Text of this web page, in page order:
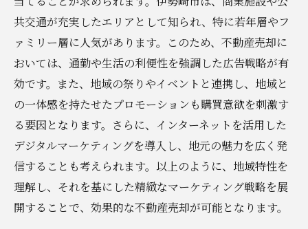
共交通が充実したエリアとして知られ、特に若年層やフ
ァミリー層に人気があります。このため、不動産売却に
おいては、通勤や生活の利便性を強調した広告戦略が有
効です。また、地域の祭りやイベントと連携し、地域と
の一体感を持たせたプロモーションも購買意欲を刺激す
る要因となります。さらに、インターネットを活用した
デジタルマーケティングを導入し、地元の魅力を広く発
信することも考えられます。以上のように、地域特性を
理解し、それを基にした精緻なマーケティング戦略を展
開することで、効果的な不動産売却が可能となります。